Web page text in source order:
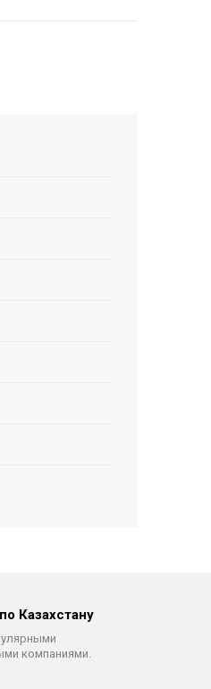
Казахстану
компаниями.